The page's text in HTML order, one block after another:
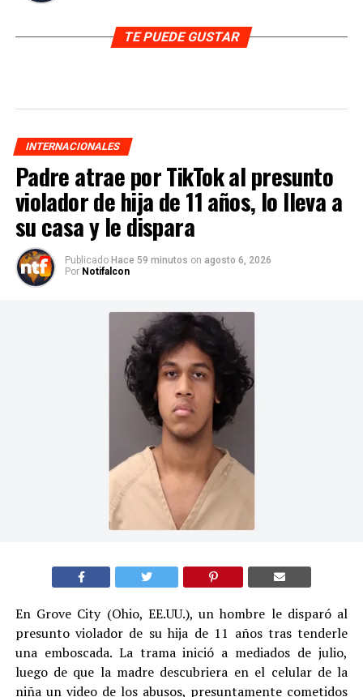
TE PUEDE GUSTAR
INTERNACIONALES
Padre atrae por TikTok al presunto
violador de hija de 11 años, lo lleva a
su casa y le dispara
Publicado Hace 59 minutos on agosto 6, 2026
Por Notifalcon
En Grove City (Ohio, EE.UU.), un hombre le disparó al
presunto violador de su hija de 11 años tras tenderle
una emboscada. La trama inició a mediados de julio,
luego de que la madre descubriera en el celular de la
niña un video de los abusos, presuntamente cometidos